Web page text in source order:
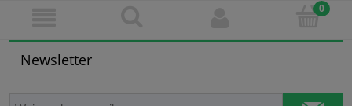
Newsletter